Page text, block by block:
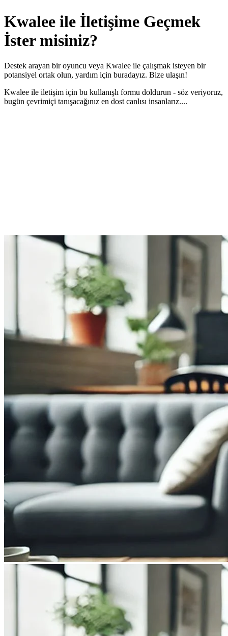
Kwalee ile İletişime Geçmek
İster misiniz?
Destek arayan bir oyuncu veya Kwalee ile çalışmak isteyen bir
potansiyel ortak olun, yardım için buradayız. Bize ulaşın!
Kwalee ile iletişim için bu kullanışlı formu doldurun - söz veriyoruz,
bugün çevrimiçi tanışacağınız en dost canlısı insanlarız....